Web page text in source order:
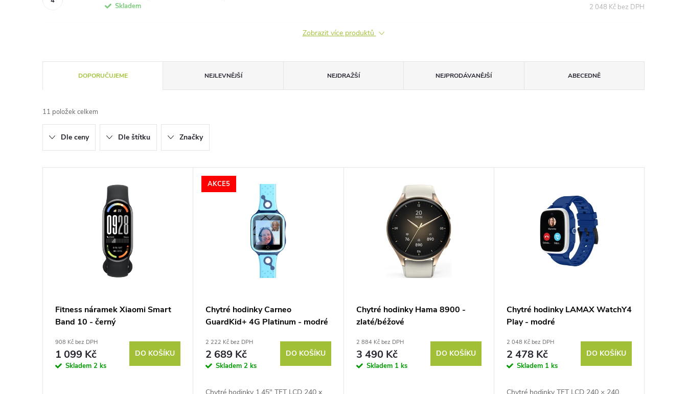
Skladem
2 048 Kč bez DPH
Zobrazit více produktů
a
z
e
n
DOPORUČUJEME NEJLEVNĚJŠÍ NEJDRAŽŠÍ NEJPRODÁVANĚJŠÍ ABECEDNĚ
11 položek celkem
Dle ceny Dle štítku Značky
Fitness náramek Xiaomi Smart
Band 10 - černý
908 Kč bez DPH
1 099 Kč
Skladem 2 ks
DO KOŠÍKU
AKCE5
Chytré hodinky Carneo
GuardKid+ 4G Platinum - modré
2 222 Kč bez DPH
2 689 Kč
Skladem2 ks
DO KOŠÍKU
Chytré hodinky Hama 8900 -
zlaté/béžové
2 884 Kč bez DPH
3 490 Kč
Skladem 1 ks
DO KOŠÍKU
Chytré hodinky LAMAX WatchY4
Play - modré
2 048 Kč bez DPH
2 478 Kč
Skladem 1 ks
DO KOŠÍKU